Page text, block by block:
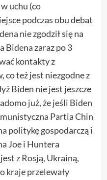
uchu (co
podczas obu debat
nie zgodził się na
Bidena zaraz po 3
kontakty z
też jest niezgodne z
Biden nie jest jeszcze
już, że jeśli Biden
Partia Chin
politykę gospodarczą i
Joe i Huntera
z Rosją, Ukrainą,
kraje przelewały